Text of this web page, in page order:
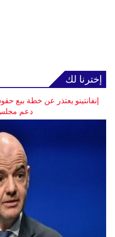
إخترنا لك
إنفانتينو يعتذر عن خطة بيع
دعم مجلس